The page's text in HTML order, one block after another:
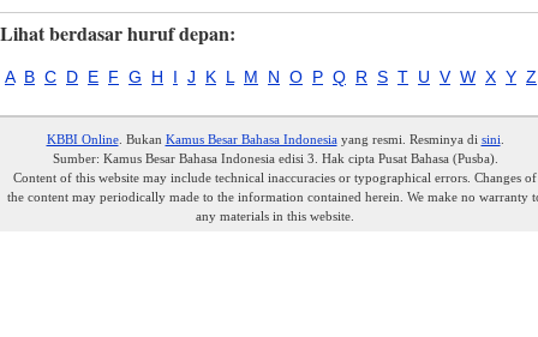
Lihat berdasar huruf depan:
A B C D E F G H I J K L M N O P Q R S T U V W X Y Z
KBBI Online. Bukan Kamus Besar Bahasa Indonesiayang resmi. Resminya di sini
Sumber: Kamus Besar Bahasa Indonesia edisi 3. Hak cipta Pusat Bahasa (Pusba).
Content of this website may include technical inaccuracies or typographical errors. Changes of
the content may periodically made to the information contained herein. We make no warranty
any materials in this website.